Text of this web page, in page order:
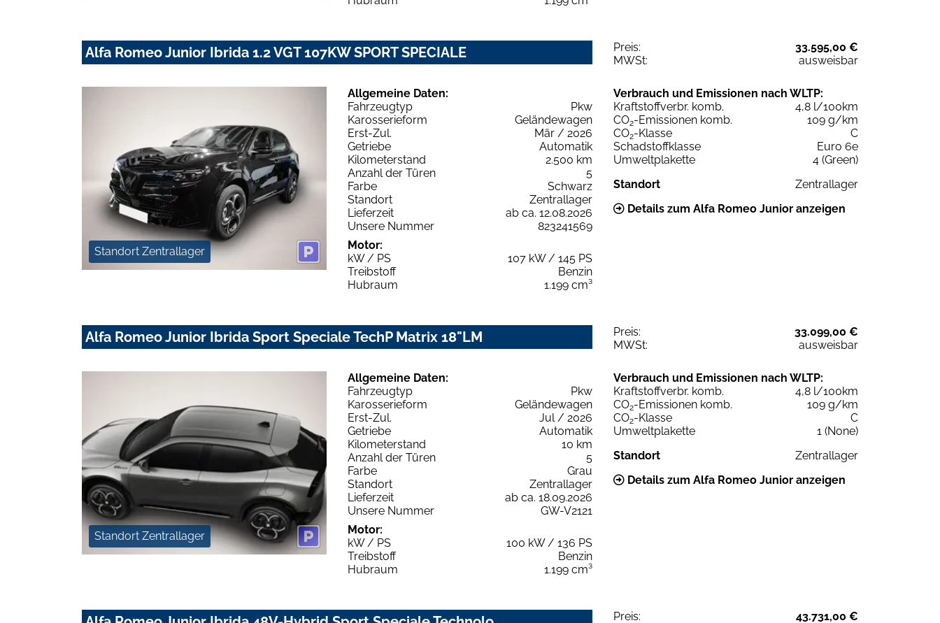
Alfa Romeo Junior Ibrida 1.2 VGT 107KW SPORT SPECIALE Preis:
33.595,00 €
MWSt:
ausweisbar
Standort Zentrallager
Allgemeine Daten:
Fahrzeugtyp
Pkw
Karosserieform
Geländewagen
Erst-Zul.
Mär / 2026
Getriebe
Automatik
Kilometerstand
2.500 km
Anzahl der Türen
5
Farbe
Schwarz
Standort
Zentrallager
Lieferzeit
ab ca. 12.08.2026
Unsere Nummer
823241569
Motor:
kW / PS
107 kW / 145 PS
Treibstoff
Benzin
Hubraum
1.199 cm³
Verbrauch und Emissionen nach WLTP:
Kraftstoffverbr. komb.
4,8 l/100km
CO2-Emissionen komb.
109 g/km
CO2-Klasse
C
Schadstoffklasse
Euro 6e
Umweltplakette
4 (Green)
Standort
Zentrallager
Details zum Alfa Romeo Junior anzeigen
Alfa Romeo Junior Ibrida Sport Speciale TechP Matrix 18"LM Preis:
33.099,00 €
MWSt:
ausweisbar
Standort Zentrallager
Allgemeine Daten:
Fahrzeugtyp
Pkw
Karosserieform
Geländewagen
Erst-Zul.
Jul / 2026
Getriebe
Automatik
Kilometerstand
10 km
Anzahl der Türen
5
Farbe
Grau
Standort
Zentrallager
Lieferzeit
ab ca. 18.09.2026
Unsere Nummer
GW-V2121
Motor:
kW / PS
100 kW / 136 PS
Treibstoff
Benzin
Hubraum
1.199 cm³
Verbrauch und Emissionen nach WLTP:
Kraftstoffverbr. komb.
4,8 l/100km
CO2-Emissionen komb.
109 g/km
CO2-Klasse
C
Umweltplakette
1 (None)
Standort
Zentrallager
Details zum Alfa Romeo Junior anzeigen
Preis:
43.731,00 €